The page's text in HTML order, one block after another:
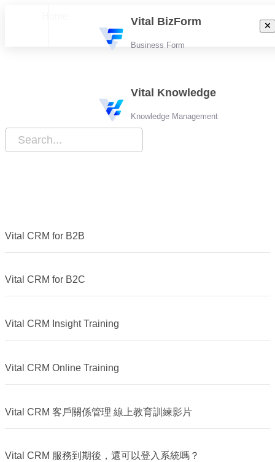
Vital BizForm
Business Form
Vital Knowledge
Knowledge Management
Vital CRM for B2B
Vital CRM for B2C
Vital CRM Insight Training
Vital CRM Online Training
Vital CRM 客戶關係管理 線上教育訓練影片
Vital CRM 服務到期後，還可以登入系統嗎？